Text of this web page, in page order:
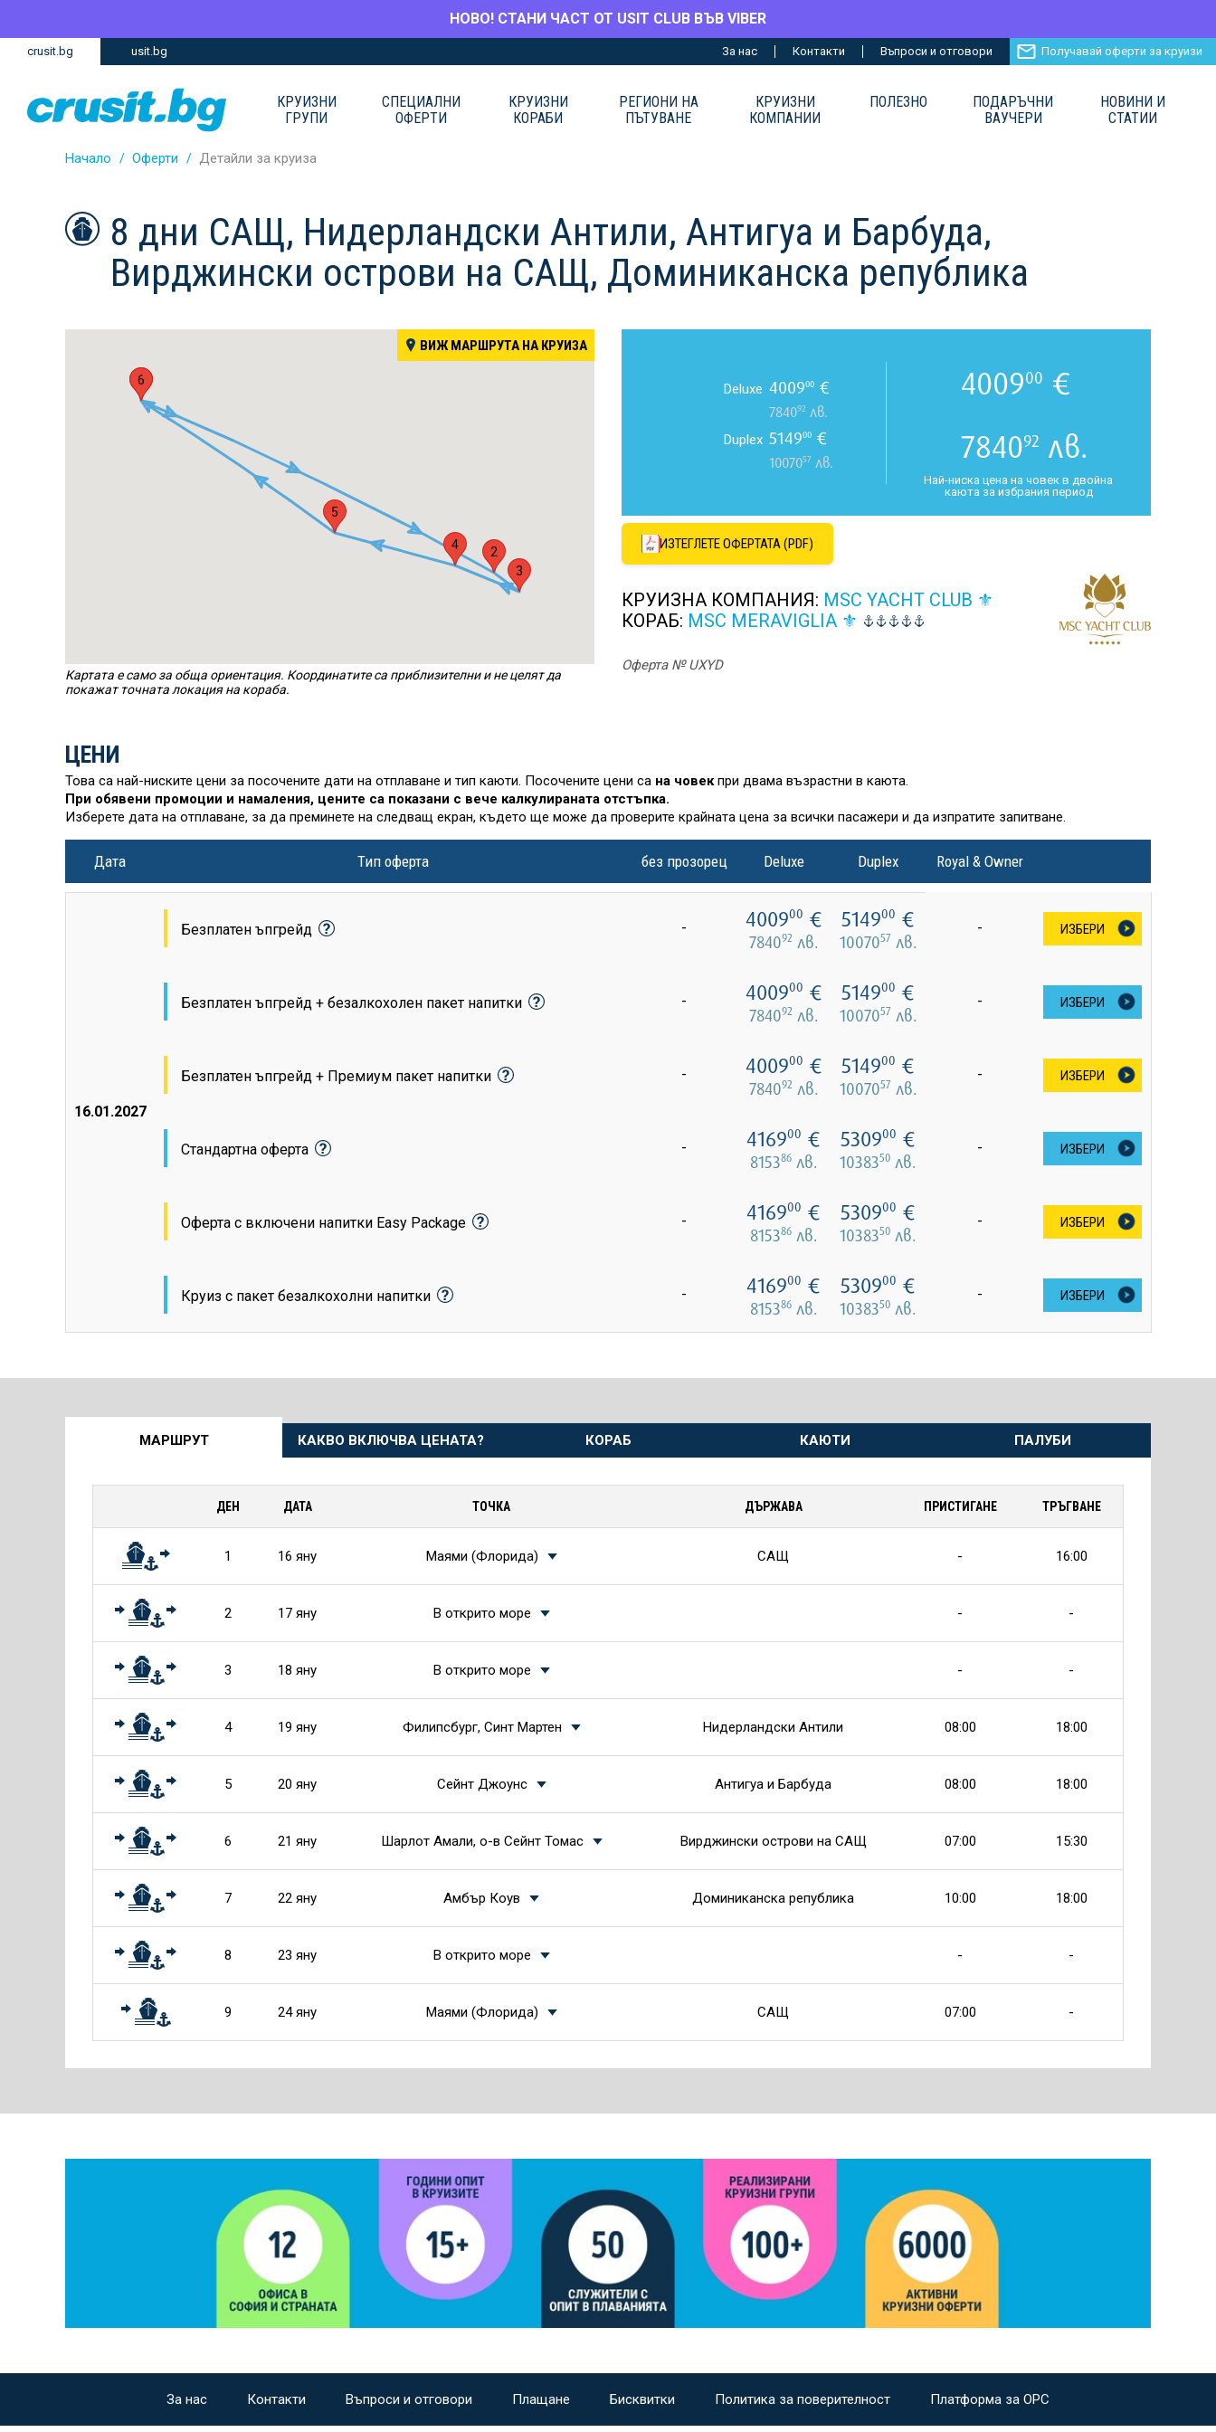
НОВО! СТАНИ ЧАСТ ОТ USIT CLUB ВЪВ VIBER
Премини
съдържание
Премини
crusit.bg usit.bg За нас Контакти Въпроси и отговори Получавай оферти за круизи
КРУИЗНИ
ГРУПИ
СПЕЦИАЛНИ
ОФЕРТИ
КРУИЗНИ
КОРАБИ
РЕГИОНИ НА
ПЪТУВАНЕ
КРУИЗНИ
КОМПАНИИ
ПОЛЕЗНО
ПОДАРЪЧНИ
ВАУЧЕРИ
НОВИНИ И
СТАТИИ
Начало Оферти Детайли за круиза
8 дни САЩ, Нидерландски Антили, Антигуа и Барбуда,
Вирджински острови на САЩ, Доминиканска република
1
2
3
4
5
6
ВИЖ МАРШРУТА НА КРУИЗА
Картата е само за обща ориентация. Координатите са приблизителни и не целят да
покажат точната локация на кораба.
Deluxe 400900 €
784092 лв.
Duplex 514900 €
1007057 лв.
400900 €
784092 лв.
Най-ниска цена на човек в двойна
каюта за избрания период
ИЗТЕГЛЕТЕ ОФЕРТАТА (PDF)
КРУИЗНА КОМПАНИЯ: MSC YACHT CLUB ⚜
КОРАБ: MSC MERAVIGLIA ⚜
Оферта № UXYD
ЦЕНИ
Това са най-ниските цени за посочените дати на отплаване и тип каюти. Посочените цени са на човекпри двама възрастни в каюта.
При обявени промоции и намаления, цените са показани с вече калкулираната отстъпка.
Изберете дата на отплаване, за да преминете на следващ екран, където ще може да проверите крайната цена за всички пасажери и да изпратите запитване.
Дата Тип оферта без прозорец Deluxe Duplex Royal & Owner
16.01.2027
Безплатен ъпгрейд - 400900 €
784092 лв.
514900 €
1007057лв.
- ИЗБЕРИ
Безплатен ъпгрейд + безалкохолен пакет напитки - 400900 €
784092 лв.
514900 €
1007057лв.
- ИЗБЕРИ
Безплатен ъпгрейд + Премиум пакет напитки - 400900 €
784092 лв.
514900 €
1007057лв.
- ИЗБЕРИ
Стандартна оферта - 416900 €
815386лв.
530900 €
1038350 лв.
- ИЗБЕРИ
Оферта с включени напитки Easy Package - 416900 €
815386лв.
530900 €
1038350 лв.
- ИЗБЕРИ
Круиз с пакет безалкохолни напитки - 416900 €
815386лв.
530900 €
1038350 лв.
- ИЗБЕРИ
МАРШРУТ КАКВО ВКЛЮЧВА ЦЕНАТА? КОРАБ КАЮТИ ПАЛУБИ
ДЕН ДАТА ТОЧКА ДЪРЖАВА ПРИСТИГАНЕ ТРЪГВАНЕ
1 16 яну Маями (Флорида) САЩ - 16:00
2 17 яну В открито море - -
3 18 яну В открито море - -
4 19 яну Филипсбург, Синт Мартен Нидерландски Антили 08:00 18:00
5 20 яну Сейнт Джоунс Антигуа и Барбуда 08:00 18:00
6 21 яну Шарлот Амали, о-в Сейнт Томас Вирджински острови на САЩ 07:00 15:30
7 22 яну Амбър Коув Доминиканска република 10:00 18:00
8 23 яну В открито море - -
9 24 яну Маями (Флорида) САЩ 07:00 -
За нас Контакти Въпроси и отговори Плащане Бисквитки Политика за поверителност Платформа за ОРС